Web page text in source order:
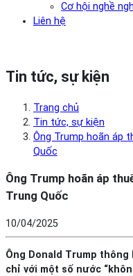
Cơ hội nghề
Liên hệ
Tin tức, sự kiện
Trang chủ
Tin tức, sự kiện
Ông Trump hoãn áp
Quốc
Ông Trump hoãn áp
Trung Quốc
10/04/2025
Ông Donald Trump
chỉ với một số nước